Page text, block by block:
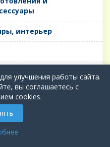
интерьер
и сервировки,
улучшения работы сайта.
вы соглашаетесь с
cookies.